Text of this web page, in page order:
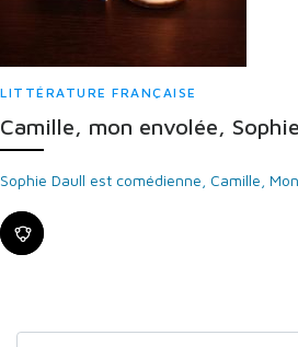
LITTÉRATURE FRANÇAISE
Camille, mon envolée,
Sophie Daull est comédienne, Camille,